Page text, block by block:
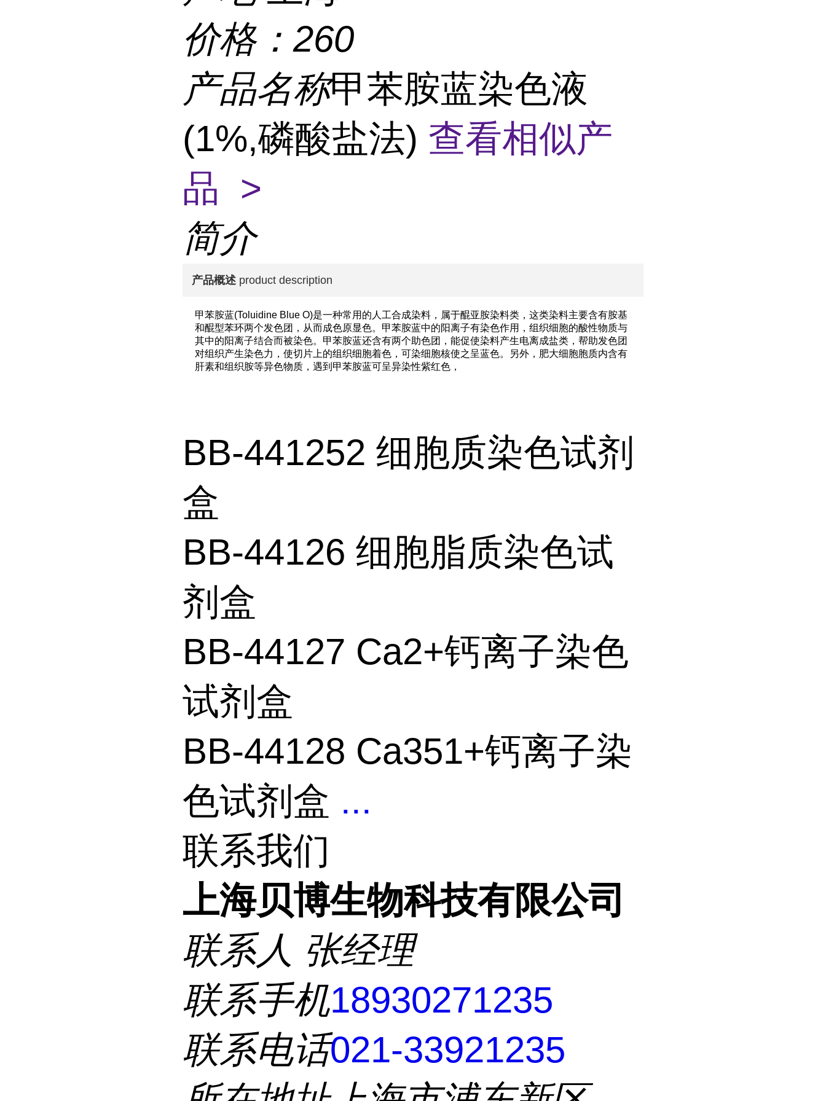
价格： 260
产品名称甲苯胺蓝染色液
(1%,磷酸盐法) 查看相似产
品 >
简介
产品概述 product description
甲苯胺蓝(Toluidine Blue O)是一种常用的人工合成染料，属于醌亚胺染料类，这类染料主要含有胺基
和醌型苯环两个发色团，从而成色原显色。甲苯胺蓝中的阳离子有染色作用，组织细胞的酸性物质与
其中的阳离子结合而被染色。甲苯胺蓝还含有两个助色团，能促使染料产生电离成盐类，帮助发色团
对组织产生染色力，使切片上的组织细胞着色，可染细胞核使之呈蓝色。另外，肥大细胞胞质内含有
肝素和组织胺等异色物质，遇到甲苯胺蓝可呈异染性紫红色，
BB-441252 细胞质染色试剂
盒
BB-44126 细胞脂质染色试
剂盒
BB-44127 Ca2+钙离子染色
试剂盒
BB-44128 Ca351+钙离子染
色试剂盒 ...
联系我们
上海贝博生物科技有限公司
联系人 张经理
联系手机18930271235
联系电话021-33921235